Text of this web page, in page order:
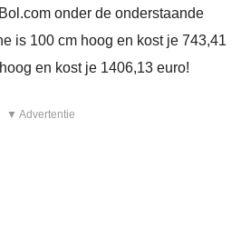
onder de onderstaande
is 100 cm hoog en kost je 743,41
en kost je 1406,13 euro!
▼ Advertentie